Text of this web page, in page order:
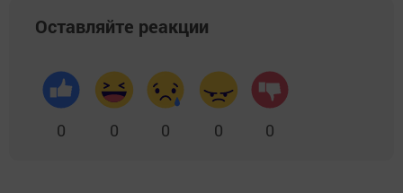
Оставляйте реакции
0 0 0 0 0